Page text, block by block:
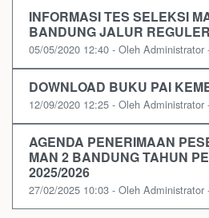
INFORMASI TES SELEKSI
BANDUNG JALUR REGULER
05/05/2020 12:40 - Oleh Administrator
DOWNLOAD BUKU PAI
12/09/2020 12:25 - Oleh Administrator
AGENDA PENERIMAAN
MAN 2 BANDUNG TAHUN
2025/2026
27/02/2025 10:03 - Oleh Administrator